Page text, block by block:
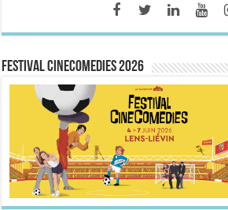
FESTIVAL CINECOMEDIES 2026